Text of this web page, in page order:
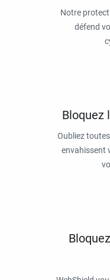
Notre
défend
Bloquez
Oubliez
envahissent